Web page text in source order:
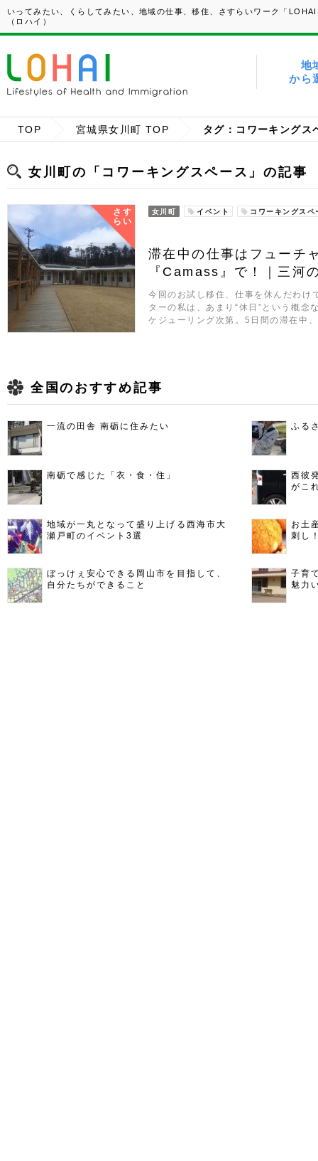
いってみたい、くらしてみたい、地域の仕事、移住、さすらいワーク「
（ロハイ）
地
から
TOP 宮城県女川町 TOP タグ：コワーキングス
女川町の「コワーキングスペース」の記事
さす
らい
女川町 イベント コワーキングスペ
滞在中の仕事はフューチ
『Camass』で！｜三河
今回のお試し移住、仕事を休んだわけ
ターの私は、あまり“休日”という概念
ケジューリング次第。5日間の滞在中
全国のおすすめ記事
一流の田舎 南砺に住みたい ふる
南砺で感じた「衣・食・住」
西彼
がこ
地域が一丸となって盛り上げる西海市大
瀬戸町のイベント3選
お土
刺し
ぼっけぇ安心できる岡山市を目指して、
自分たちができること
子育
魅力